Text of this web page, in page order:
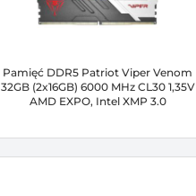
Pamięć DDR5 Patriot Viper Venom
32GB (2x16GB) 6000 MHz CL30 1,35V
AMD EXPO, Intel XMP 3.0